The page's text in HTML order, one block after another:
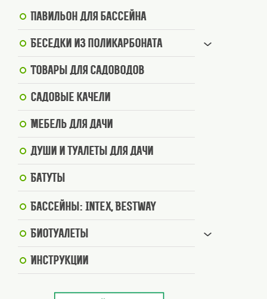
Павильон для бассейна
Беседки из поликарбоната
Товары для садоводов
Садовые качели
Мебель для дачи
Души и туалеты для дачи
Батуты
Бассейны: Intex, BestWay
Биотуалеты
Инструкции